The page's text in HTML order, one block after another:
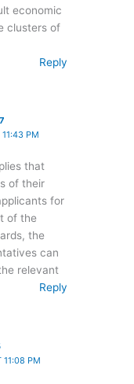
economic
clusters of
Reply
PM
that
of their
for
of the
the
can
relevant
Reply
11:08 PM